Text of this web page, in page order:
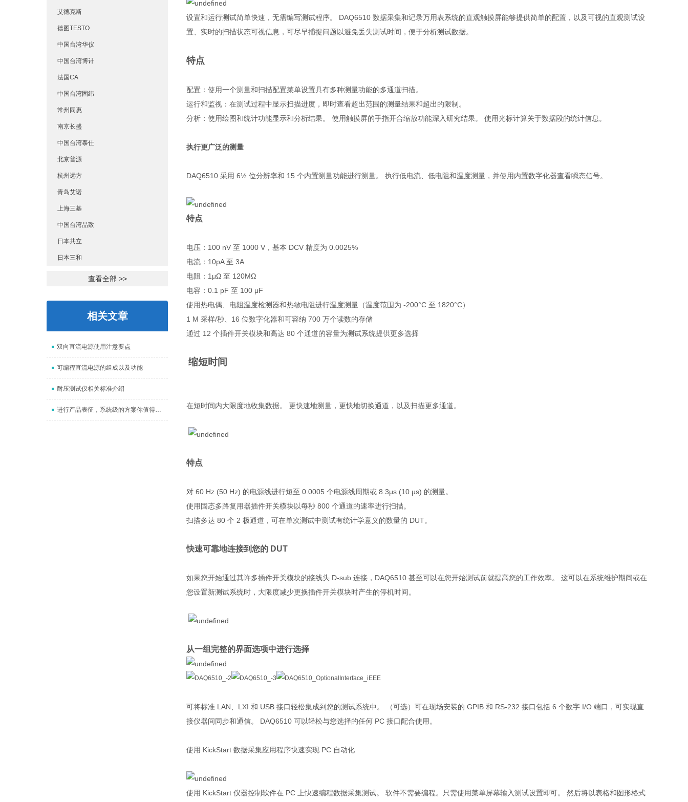
艾德克斯
德图TESTO
中国台湾华仪
中国台湾博计
法国CA
中国台湾固纬
常州同惠
南京长盛
中国台湾泰仕
北京普源
杭州远方
青岛艾诺
上海三基
中国台湾品致
日本共立
日本三和
查看全部 >>
相关文章
双向直流电源使用注意要点
可编程直流电源的组成以及功能
耐压测试仪相关标准介绍
进行产品表征，系统级的方案你值得拥有
设置和运行测试简单快速，无需编写测试程序。 DAQ6510 数据采集和记录万用表系统的直观触摸屏能够提供简单的配置，以及可视的直观测试设
置、实时的扫描状态可视信息，可尽早捕捉问题以避免丢失测试时间，便于分析测试数据。
特点
配置：使用一个测量和扫描配置菜单设置具有多种测量功能的多通道扫描。
运行和监视：在测试过程中显示扫描进度，即时查看超出范围的测量结果和超出的限制。
分析：使用绘图和统计功能显示和分析结果。 使用触摸屏的手指开合缩放功能深入研究结果。 使用光标计算关于数据段的统计信息。
执行更广泛的测量
DAQ6510 采用 6½ 位分辨率和 15 个内置测量功能进行测量。 执行低电流、低电阻和温度测量，并使用内置数字化器查看瞬态信号。
特点
电压：100 nV 至 1000 V，基本 DCV 精度为 0.0025%
电流：10pA 至 3A
电阻：1μΩ 至 120MΩ
电容：0.1 pF 至 100 μF
使用热电偶、电阻温度检测器和热敏电阻进行温度测量（温度范围为 -200°C 至 1820°C）
1 M 采样/秒、16 位数字化器和可容纳 700 万个读数的存储
通过 12 个插件开关模块和高达 80 个通道的容量为测试系统提供更多选择
缩短时间
在短时间内大限度地收集数据。 更快速地测量，更快地切换通道，以及扫描更多通道。
特点
对 60 Hz (50 Hz) 的电源线进行短至 0.0005 个电源线周期或 8.3μs (10 µs) 的测量。
使用固态多路复用器插件开关模块以每秒 800 个通道的速率进行扫描。
扫描多达 80 个 2 极通道，可在单次测试中测试有统计学意义的数量的 DUT。
快速可靠地连接到您的 DUT
如果您开始通过其许多插件开关模块的接线头 D-sub 连接，DAQ6510 甚至可以在您开始测试前就提高您的工作效率。 这可以在系统维护期间或在
您设置新测试系统时，大限度减少更换插件开关模块时产生的停机时间。
从一组完整的界面选项中进行选择
可将标准 LAN、LXI 和 USB 接口轻松集成到您的测试系统中。 （可选）可在现场安装的 GPIB 和 RS-232 接口包括 6 个数字 I/O 端口，可实现直
接仪器间同步和通信。 DAQ6510 可以轻松与您选择的任何 PC 接口配合使用。
使用 KickStart 数据采集应用程序快速实现 PC 自动化
使用 KickStart 仪器控制软件在 PC 上快速编程数据采集测试。 软件不需要编程。只需使用菜单屏幕输入测试设置即可。 然后将以表格和图形格式